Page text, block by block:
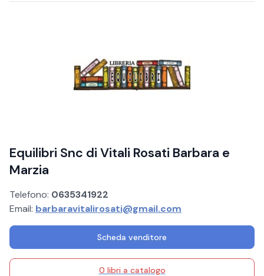
Equilibri Snc di Vitali Rosati Barbara e
Marzia
Telefono: 0635341922
Email: barbaravitalirosati@gmail.com
Scheda venditore
0 libri a catalogo